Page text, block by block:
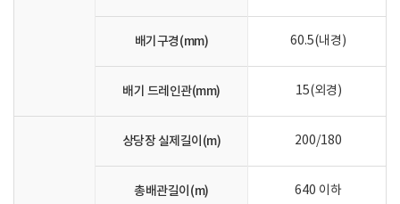
배기구경(mm) 60.5(내경)
배기 드레인관(mm) 15(외경)
상당장 실제길이(m) 200/180
총배관길이(m) 640 이하